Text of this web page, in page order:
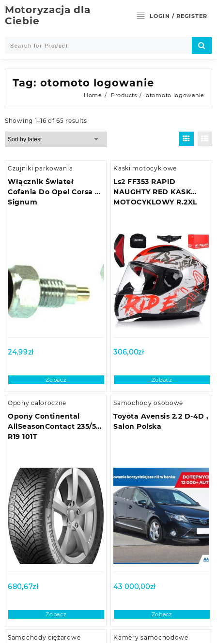
Skip
to
content
Motoryzacja dla
Ciebie
LOGIN / REGISTER
Tag: otomoto logowanie
Home Products otomoto logowanie
Showing 1–16 of 65 results
Czujniki parkowania
Włącznik Świateł
Cofania Do Opel Corsa D
Signum
24,99zł
Zobacz
Kaski motocyklowe
Ls2 FF353 RAPID
NAUGHTY RED KASK
MOTOCYKLOWY R.2XL
306,00zł
Zobacz
Opony całoroczne
Opony Continental
AllSeasonContact 235/55
R19 101T
680,67zł
Zobacz
Samochody osobowe
Toyota Avensis 2.2 D-4D ,
Salon Polska
43 000,00zł
Zobacz
Samochody ciężarowe Kamery samochodowe